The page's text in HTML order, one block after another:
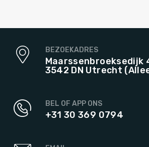
BEZOEKADRES
Maarssenbroeksedijk
3542 DN Utrecht
BEL OF APP ONS
+31 30 369 0794